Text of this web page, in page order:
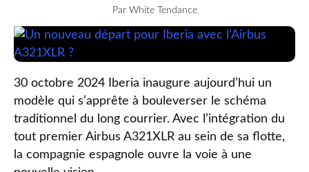
Par White Tendance
30 octobre 2024 Iberia inaugure aujourd’hui un
modèle qui s’apprête à bouleverser le schéma
traditionnel du long courrier. Avec l’intégration du
tout premier Airbus A321XLR au sein de sa flotte,
la compagnie espagnole ouvre la voie à une